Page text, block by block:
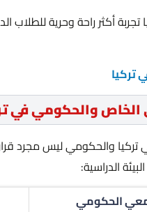
أكثر راحة وحرية للطلاب
تركيا
والحكومي في
والحكومي ليس مجرد
الدراسية:
الحكومي